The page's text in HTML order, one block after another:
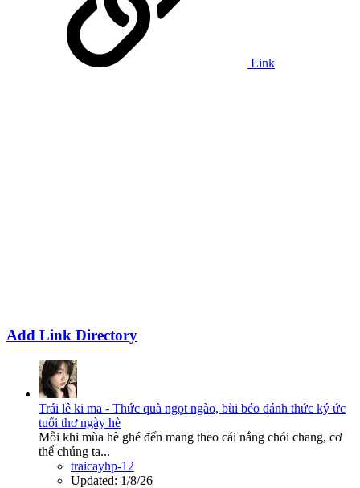
Link
Add Link Directory
Trái lê ki ma - Thức quà ngọt ngào, bùi béo đánh thức ký ức
tuổi thơ ngày hè
Mỗi khi mùa hè ghé đến mang theo cái nắng chói chang, cơ
thể chúng ta...
traicayhp-12
Updated: 1/8/26